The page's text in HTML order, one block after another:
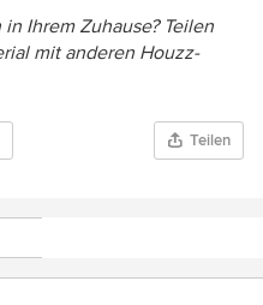
Ihrem Zuhause? Teilen
mit anderen Houzz-
Teilen